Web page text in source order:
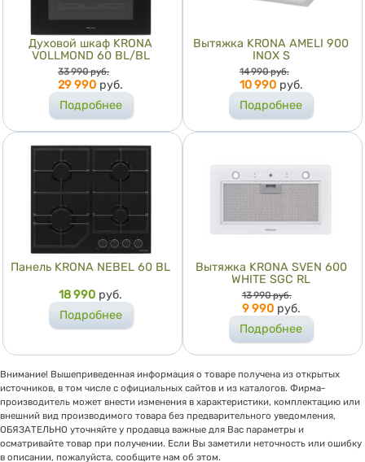
Духовой шкаф KRONA
VOLLMOND 60 BL/BL
Цена
33 990 руб.
29 990 руб.
Подробнее
Вытяжка KRONA AMELI 900
INOX S
Цена
14 990 руб.
10 990 руб.
Подробнее
Панель KRONA NEBEL 60 BL
Цена
18 990 руб.
Подробнее
Вытяжка KRONA SVEN 600
WHITE SGC RL
Цена
13 990 руб.
9 990 руб.
Подробнее
Внимание! Вышеприведенная информация о товаре получена из открытых
источников, в том числе с официальных сайтов и из каталогов. Фирма-
производитель может внести изменения в характеристики, комплектацию или
внешний вид производимого товара без предварительного уведомления,
ОБЯЗАТЕЛЬНО уточняйте у продавца важные для Вас параметры и
осматривайте товар при получении. Если Вы заметили неточность или ошибку
в описании, пожалуйста, сообщите нам об этом.